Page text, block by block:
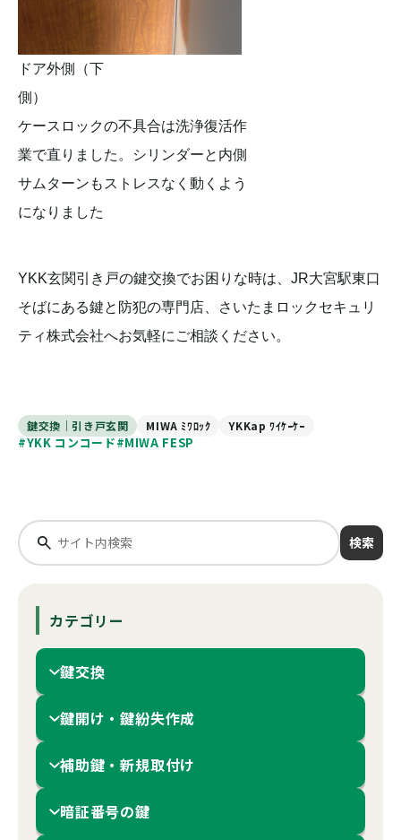
ドア外側（下
側）
ケースロックの不具合は洗浄復活作
業で直りました。シリンダーと内側
サムターンもストレスなく動くよう
になりました
YKK玄関引き戸の鍵交換でお困りな時は、JR大宮駅東口
そばにある鍵と防犯の専門店、さいたまロックセキュリ
ティ株式会社へお気軽にご相談ください。
鍵交換｜引き戸玄関 MIWA ﾐﾜﾛｯｸ YKKap ﾜｲｹｰｹｰ
#YKK コンコード#MIWA FESP
検索
カテゴリー
鍵交換
鍵開け・鍵紛失作成
補助鍵・新規取付け
暗証番号の鍵